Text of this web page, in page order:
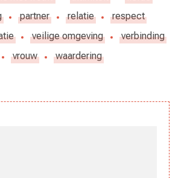
partner relatie
respect
veilige omgeving
verbinding
vrouw waardering